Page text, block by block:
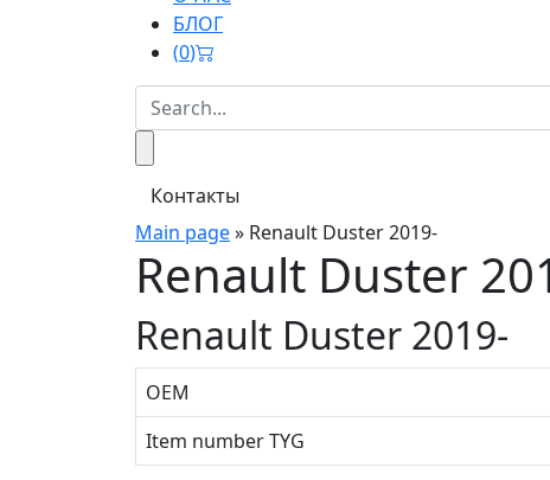
БЛОГ
(0)
Контакты
Main page» Renault Duster 2019-
Renault Duster
Renault Duster 2019-
OEM
Item number TYG